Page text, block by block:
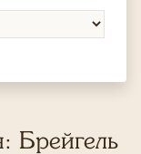
Брейгель